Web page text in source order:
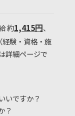
約1,415円、
経験・資格・施
詳細ページで
いですか？
？